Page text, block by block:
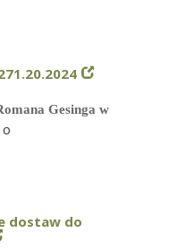
Gesinga w
o
dostaw do